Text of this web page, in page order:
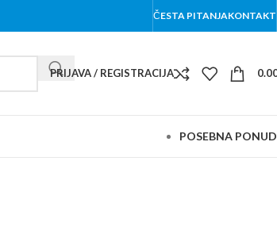
ČESTA PITANJAKONTAKT
PRIJAVA / REGISTRACIJA
POSEBNA